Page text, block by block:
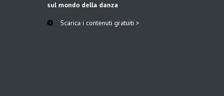
sul mondo della danza
Scarica i contenuti gratuiti >